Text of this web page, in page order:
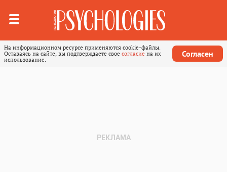
На информационном ресурсе применяются cookie-файлы.
Оставаясь на сайте, вы подтверждаете свое согласие на их
использование.
Согласен